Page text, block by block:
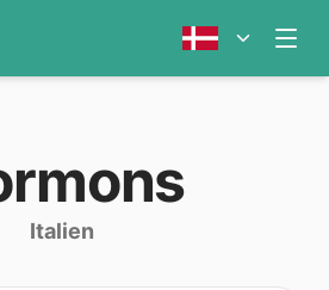
Italien